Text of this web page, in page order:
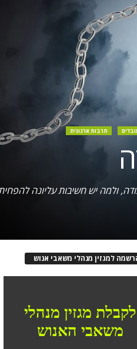
תרבות ארגונית
ולמה יש חשיבות עליונה
למגזין מנהלי משאבי אנוש